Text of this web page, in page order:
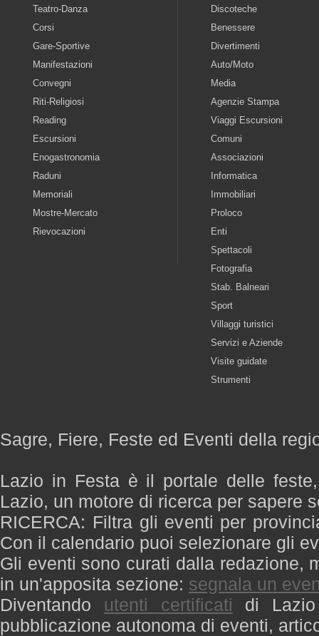
Teatro-Danza
Corsi
Gare-Sportive
Manifestazioni
Convegni
Riti-Religiosi
Reading
Escursioni
Enogastronomia
Raduni
Memoriali
Mostre-Mercato
Rievocazioni
Discoteche
Benessere
Divertimenti
Auto/Moto
Media
Agenzie Stampa
Viaggi Escursioni
Comuni
Associazioni
Informatica
Immobiliari
Proloco
Enti
Spettacoli
Fotografia
Stab. Balneari
Sport
Villaggi turistici
Servizi e Aziende
Visite guidate
Strumenti
Sagre, Fiere, Feste ed Eventi della
Lazio in Festa è il portale delle
Lazio, un motore di ricerca per sapere
RICERCA: Filtra gli eventi per
Con il calendario puoi selezionare gli
Gli eventi sono curati dalla redazione,
in un'apposita sezione: segnala un
Diventando utenti certificati di
pubblicazione autonoma di eventi,